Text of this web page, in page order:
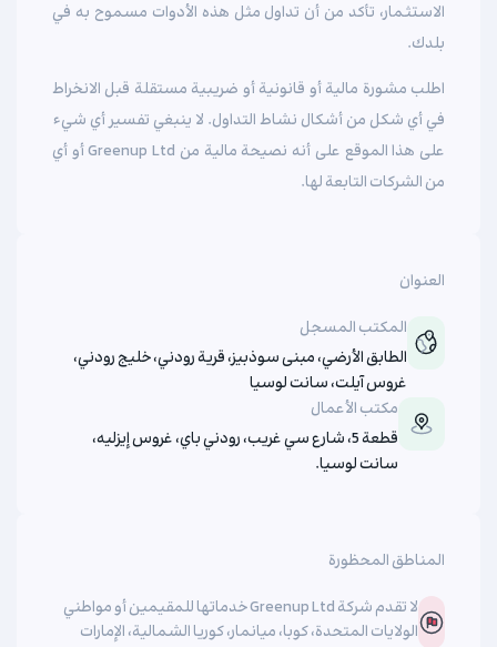
المناطق المحظورة
لا تقدم شركة Greenup Ltd خدماتها للمقيمين أو مواطني
الولايات المتحدة، كوبا، ميانمار، كوريا الشمالية، الإمارات
العنوان
المكتب المسجل
الطابق الأرضي، مبنى سوذبيز، قرية رودني، خليج رودني،
غروس آيلت، سانت لوسيا
مكتب الأعمال
قطعة 5، شارع سي غريب، رودني باي، غروس إيزليه،
سانت لوسيا.
الاستثمار، تأكد من أن تداول مثل هذه الأدوات مسموح به في
بلدك.
اطلب مشورة مالية أو قانونية أو ضريبية مستقلة قبل الانخراط
في أي شكل من أشكال نشاط التداول. لا ينبغي تفسير أي شيء
على هذا الموقع على أنه نصيحة مالية من Greenup Ltd أو أي
من الشركات التابعة لها.